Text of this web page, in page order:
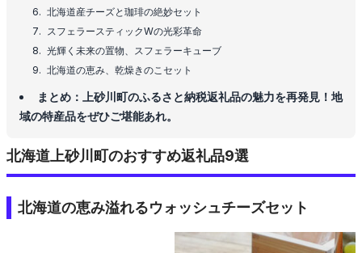
北海道産チーズと珈琲の絶妙セット
スフェラースティックWの光彩革命
光輝く未来の置物、スフェラーキューブ
北海道の恵み、乾燥きのこセット
まとめ：上砂川町のふるさと納税返礼品の魅力を再発見！地
域の特産品をぜひご堪能あれ。
北海道上砂川町のおすすめ返礼品9選
北海道の恵み溢れるウォッシュチーズセット